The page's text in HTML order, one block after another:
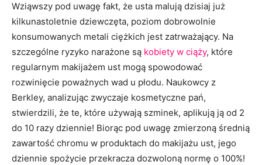
Wziąwszy pod uwagę fakt, że usta malują dzisiaj już
kilkunastoletnie dziewczęta, poziom dobrowolnie
konsumowanych metali ciężkich jest zatrważający. Na
szczególne ryzyko narażone są kobiety w ciąży, które
regularnym makijażem ust mogą spowodować
rozwinięcie poważnych wad u płodu. Naukowcy z
Berkley, analizując zwyczaje kosmetyczne pań,
stwierdzili, że te, które używają szminek, aplikują ją od 2
do 10 razy dziennie! Biorąc pod uwagę zmierzoną średnią
zawartość chromu w produktach do makijażu ust, jego
dziennie spożycie przekracza dozwoloną normę o 100%!